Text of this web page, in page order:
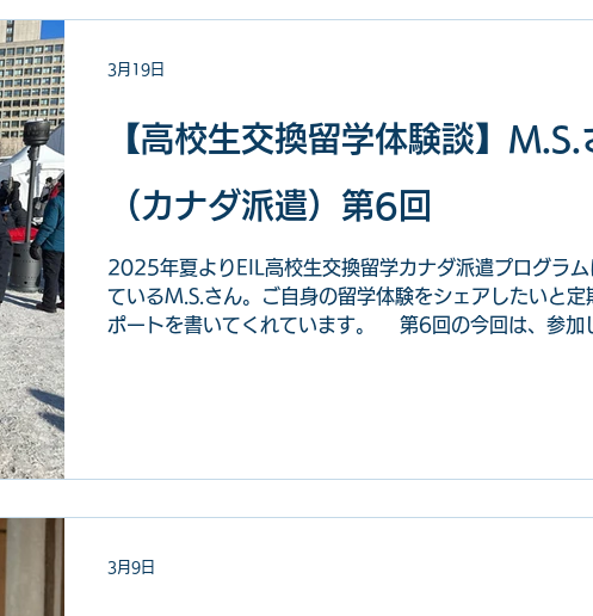
【高校生交換留学体験談】M.S.
（カナダ派遣）第6回
2025年夏よりEIL高校生交換留学カナダ派遣プログラム
ているM.S.さん。ご自身の留学体験をシェアしたいと定
ポートを書いてくれています。 第6回の今回は、参加
3月19日
3月9日